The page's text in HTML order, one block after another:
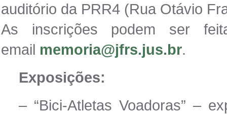
auditório da PRR4 (Rua Otávio
As inscrições podem ser
email memoria@jfrs.jus.br.
Exposições:
– “Bici-Atletas Voadoras” –